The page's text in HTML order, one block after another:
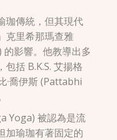
珈傳統，但其現代
克里希那瑪查雅
影響。他教導出多
括 B.K.S. 艾揚格
·喬伊斯 (Pattabhi
Yoga) 被認為是流
加瑜珈有著固定的